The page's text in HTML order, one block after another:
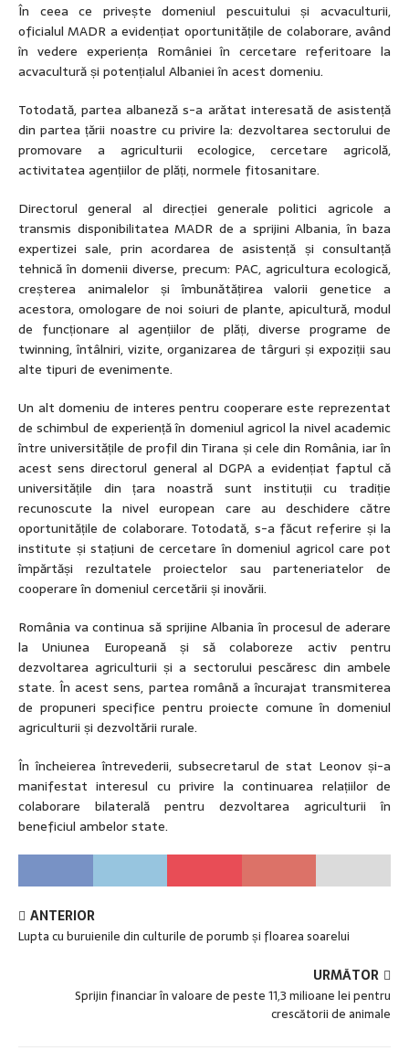
În ceea ce privește domeniul pescuitului și acvaculturii,
oficialul MADR a evidențiat oportunitățile de colaborare, având
în vedere experiența României în cercetare referitoare la
acvacultură și potențialul Albaniei în acest domeniu.
Totodată, partea albaneză s-a arătat interesată de asistență
din partea țării noastre cu privire la: dezvoltarea sectorului de
promovare a agriculturii ecologice, cercetare agricolă,
activitatea agențiilor de plăți, normele fitosanitare.
Directorul general al direcției generale politici agricole a
transmis disponibilitatea MADR de a sprijini Albania, în baza
expertizei sale, prin acordarea de asistență și consultanță
tehnică în domenii diverse, precum: PAC, agricultura ecologică,
creșterea animalelor și îmbunătățirea valorii genetice a
acestora, omologare de noi soiuri de plante, apicultură, modul
de funcționare al agențiilor de plăți, diverse programe de
twinning, întâlniri, vizite, organizarea de târguri și expoziții sau
alte tipuri de evenimente.
Un alt domeniu de interes pentru cooperare este reprezentat
de schimbul de experiență în domeniul agricol la nivel academic
între universitățile de profil din Tirana și cele din România, iar în
acest sens directorul general al DGPA a evidențiat faptul că
universitățile din țara noastră sunt instituții cu tradiție
recunoscute la nivel european care au deschidere către
oportunitățile de colaborare. Totodată, s-a făcut referire și la
institute și stațiuni de cercetare în domeniul agricol care pot
împărtăși rezultatele proiectelor sau parteneriatelor de
cooperare în domeniul cercetării și inovării.
România va continua să sprijine Albania în procesul de aderare
la Uniunea Europeană și să colaboreze activ pentru
dezvoltarea agriculturii și a sectorului pescăresc din ambele
state. În acest sens, partea română a încurajat transmiterea
de propuneri specifice pentru proiecte comune în domeniul
agriculturii și dezvoltării rurale.
În încheierea întrevederii, subsecretarul de stat Leonov și-a
manifestat interesul cu privire la continuarea relațiilor de
colaborare bilaterală pentru dezvoltarea agriculturii în
beneficiul ambelor state.
ANTERIOR
Lupta cu buruienile din culturile de porumb și floarea soarelui
URMĂTOR
Sprijin financiar în valoare de peste 11,3 milioane lei pentru
crescătorii de animale